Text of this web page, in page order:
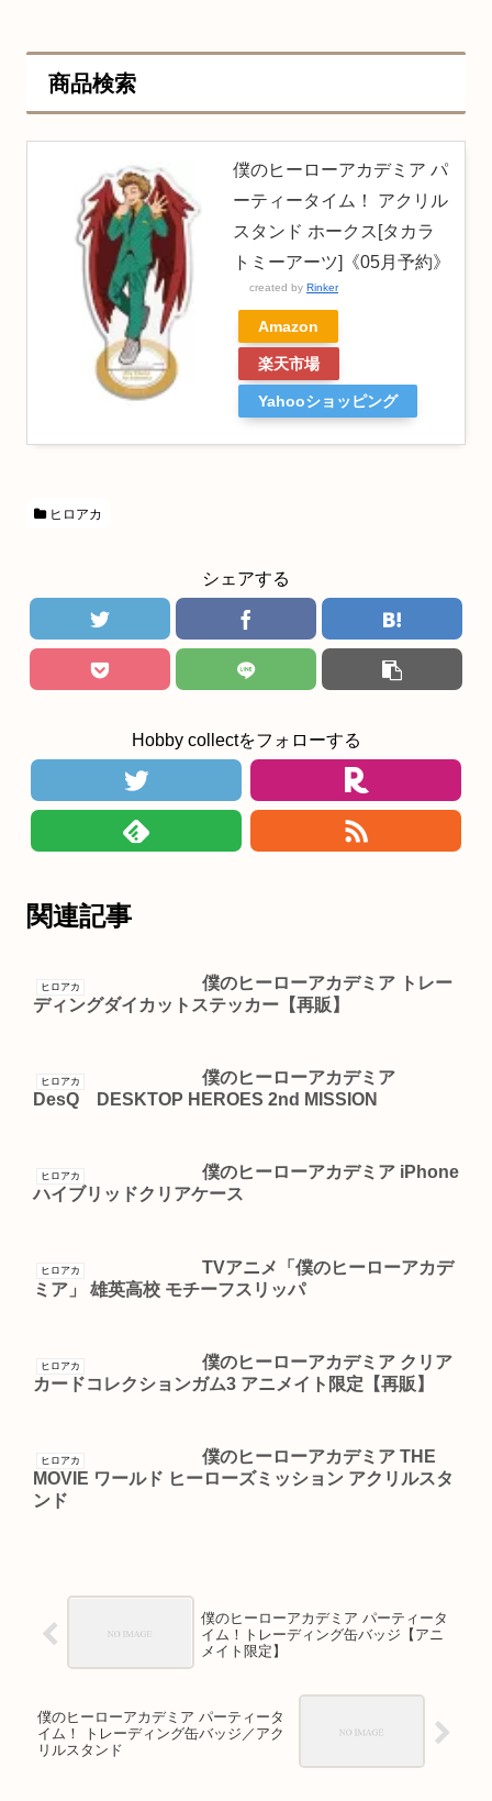
商品検索
僕のヒーローアカデミア パ
ーティータイム！ アクリル
スタンド ホークス[タカラ
トミーアーツ]《05月予約》
created by Rinker
Amazon
楽天市場
Yahooショッピング
ヒロアカ
シェアする
Hobby collectをフォローする
関連記事
ヒロアカ
僕のヒーローアカデミア トレー
ディングダイカットステッカー【再販】
ヒロアカ
僕のヒーローアカデミア
DesQ DESKTOP HEROES 2nd MISSION
ヒロアカ
僕のヒーローアカデミア iPhone
ハイブリッドクリアケース
ヒロアカ
TVアニメ「僕のヒーローアカデ
ミア」 雄英高校 モチーフスリッパ
ヒロアカ
僕のヒーローアカデミア クリア
カードコレクションガム3 アニメイト限定【再販】
ヒロアカ
僕のヒーローアカデミア THE
MOVIE ワールド ヒーローズミッション アクリルスタ
ンド
僕のヒーローアカデミア パーティータ
イム！トレーディング缶バッジ【アニ
メイト限定】
僕のヒーローアカデミア パーティータ
イム！ トレーディング缶バッジ／アク
リルスタンド